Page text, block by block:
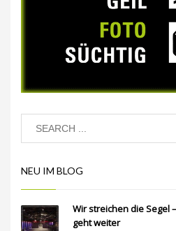
NEU IM BLOG
Wir streichen die Segel
geht weiter